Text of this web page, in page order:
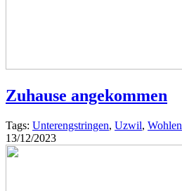
Zuhause angekommen
Tags: Unterengstringen, Uzwil, Wohlen
13/12/2023